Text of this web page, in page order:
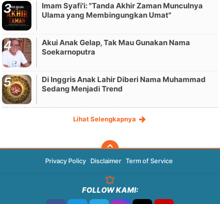
Imam Syafi'i: "Tanda Akhir Zaman Munculnya
Ulama yang Membingungkan Umat"
Akui Anak Gelap, Tak Mau Gunakan Nama
Soekarnoputra
Di Inggris Anak Lahir Diberi Nama Muhammad
Sedang Menjadi Trend
Lihat Selengkapnya
Privacy Policy Disclaimer Term of Service
FOLLOW KAMI: